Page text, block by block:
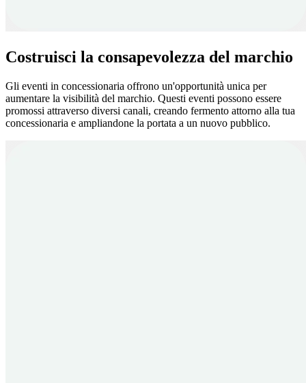
Costruisci la consapevolezza del marchio
Gli eventi in concessionaria offrono un'opportunità unica per
aumentare la visibilità del marchio. Questi eventi possono essere
promossi attraverso diversi canali, creando fermento attorno alla tua
concessionaria e ampliandone la portata a un nuovo pubblico.